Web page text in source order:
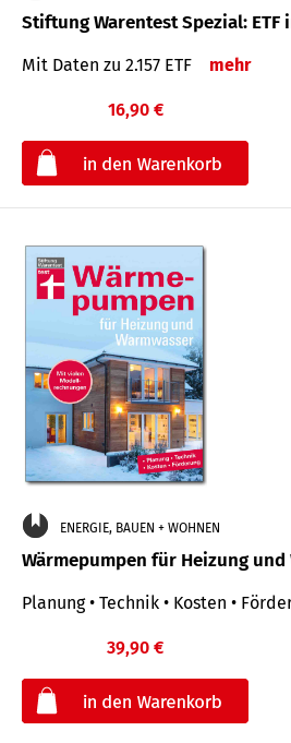
Stiftung Warentest Spezial: ETF
Mit Daten zu 2.157 ETF mehr
16,90 €
ENERGIE, BAUEN + WOHNEN
Wärmepumpen für Heizung und
Planung • Technik • Kosten •
39,90 €